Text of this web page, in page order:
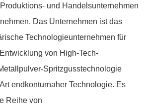
und Handelsunternehmen
Das Unternehmen ist das
Technologieunternehmen für
von High-Tech-
Spritzgusstechnologie
endkonturnaher Technologie. Es
Reihe von